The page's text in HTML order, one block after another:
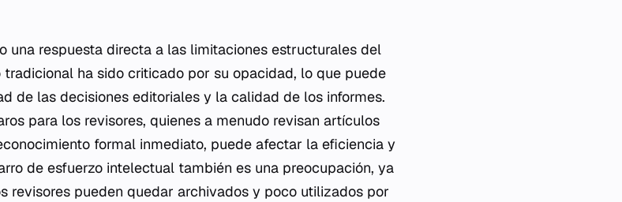
una respuesta directa a las limitaciones estructurales del
ha sido criticado por su opacidad, lo que puede
de las decisiones editoriales y la calidad de los informes.
para los revisores, quienes a menudo revisan artículos
formal inmediato, puede afectar la eficiencia y
de esfuerzo intelectual también es una preocupación, ya
revisores pueden quedar archivados y poco utilizados por